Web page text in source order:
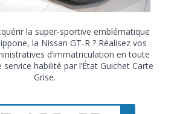
la super-sportive emblématique
la Nissan GT-R ? Réalisez vos
d’immatriculation en toute
habilité par l’État Guichet Carte
Grise.